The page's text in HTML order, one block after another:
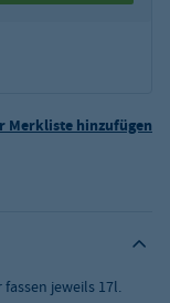
Merkliste hinzufügen
jeweils 17l.